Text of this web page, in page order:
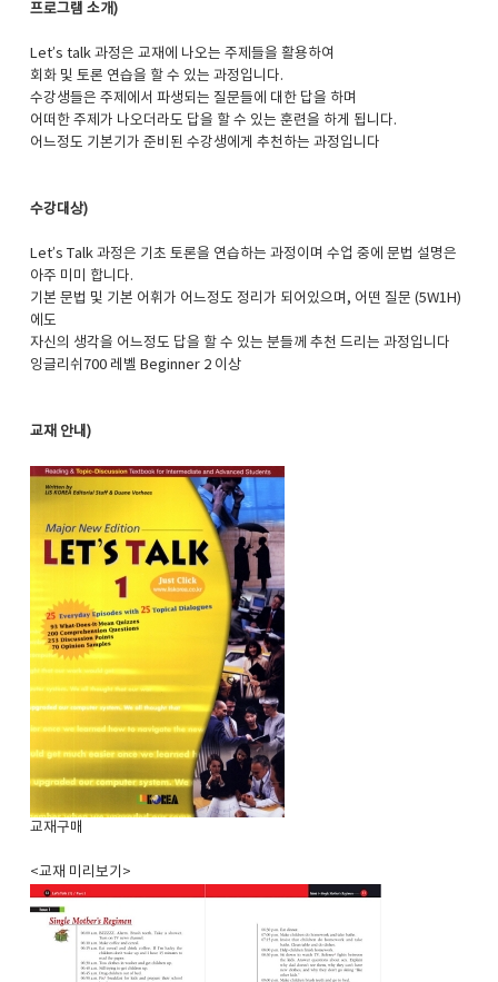
프로그램 소개)
Let’s talk 과정은 교재에 나오는 주제들을 활용하여
회화 및 토론 연습을 할 수 있는 과정입니다.
수강생들은 주제에서 파생되는 질문들에 대한 답을 하며
어떠한 주제가 나오더라도 답을 할 수 있는 훈련을 하게 됩니다.
어느정도 기본기가 준비된 수강생에게 추천하는 과정입니다
수강대상)
Let’s Talk 과정은 기초 토론을 연습하는 과정이며 수업 중에 문법 설명은
아주 미미 합니다.
기본 문법 및 기본 어휘가 어느정도 정리가 되어있으며, 어떤 질문 (5W1H)
에도
자신의 생각을 어느정도 답을 할 수 있는 분들께 추천 드리는 과정입니다
잉글리쉬700 레벨 Beginner 2 이상
교재 안내)
교재구매
<교재 미리보기>